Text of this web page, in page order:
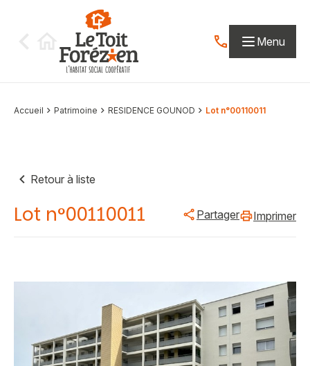
Contactez-nous
Menu
Accueil Patrimoine RESIDENCE GOUNOD Lot n°00110011
Retour à liste
Lot n°00110011 Partager Imprimer